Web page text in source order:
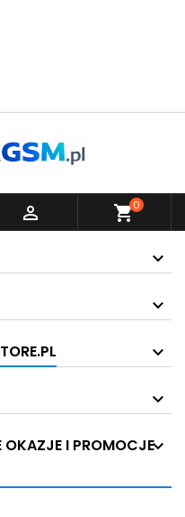
 shopping_cart0
I PROMOCJE